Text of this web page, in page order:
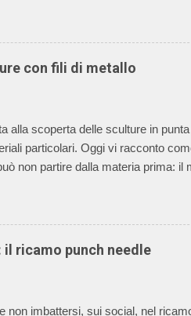
dei bambini. Oggi l’azienda
settore “maglieria esterna
sua famiglia. La caratteristica
che permettono di realizzare
rettangolo di maglia dal quale
con fili di metallo
alla scoperta delle sculture in
particolari. Oggi vi racconto
non partire dalla materia prima: il
produzione di oggetti di arte
è diffuso fin dalle civiltà più
dalla più semplice lavorazione a
complessità esecutiva,
nella realizzazione di opere di
ricamo punch needle
non imbattersi, sui social, nel